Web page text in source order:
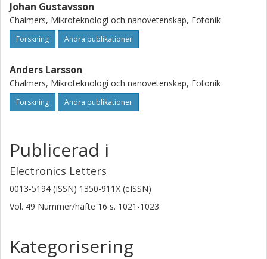
Johan Gustavsson
Chalmers, Mikroteknologi och nanovetenskap, Fotonik
Forskning Andra publikationer
Anders Larsson
Chalmers, Mikroteknologi och nanovetenskap, Fotonik
Forskning Andra publikationer
Publicerad i
Electronics Letters
0013-5194 (ISSN) 1350-911X (eISSN)
Vol. 49 Nummer/häfte 16 s. 1021-1023
Kategorisering